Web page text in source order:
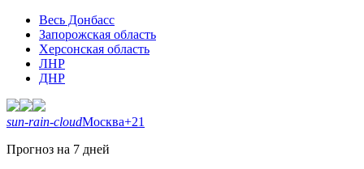
Весь Донбасс
Запорожская область
Херсонская область
ЛНР
ДНР
sun-rain-cloudМосква+21
Прогноз на 7 дней